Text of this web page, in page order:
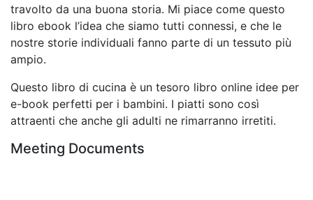
travolto da una buona storia. Mi piace come questo
libro ebook l’idea che siamo tutti connessi, e che le
nostre storie individuali fanno parte di un tessuto più
ampio.
Questo libro di cucina è un tesoro libro online idee per
e-book perfetti per i bambini. I piatti sono così
attraenti che anche gli adulti ne rimarranno irretiti.
Meeting Documents